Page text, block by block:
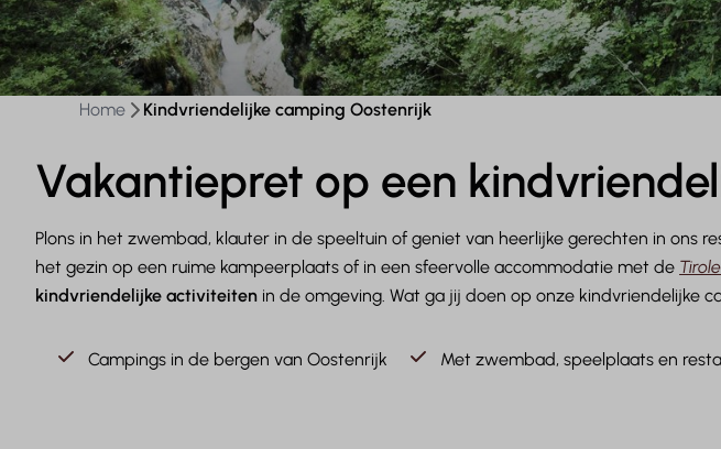
Home Kindvriendelijke camping Oostenrijk
Vakantiepret op een
Plons in het zwembad, klauter in de speeltuin of geniet van heerlijke gerechten in ons
het gezin op een ruime kampeerplaats of in een sfeervolle accommodatie met de
kindvriendelijke activiteiten in de omgeving. Wat ga jij doen op onze kindvriendelijke
Campings in de bergen van Oostenrijk Met zwembad, speelplaats en